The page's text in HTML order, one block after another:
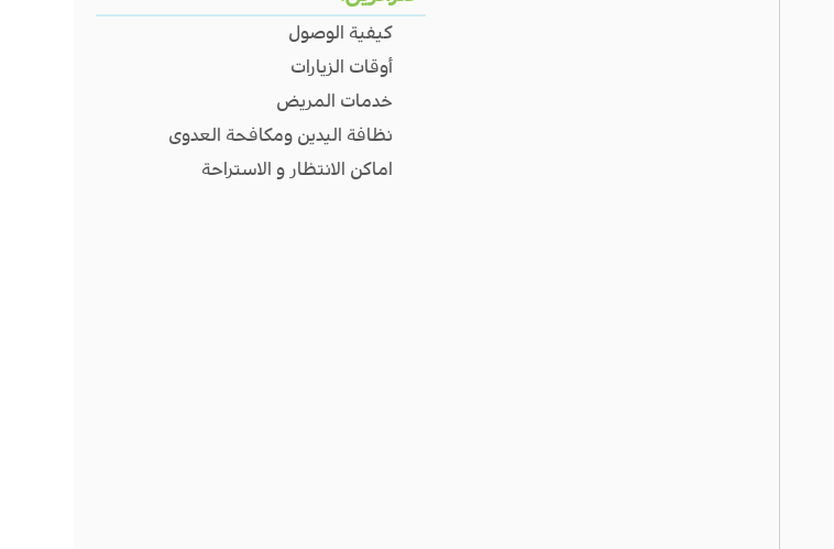
كيفية الوصول
أوقات الزيارات
خدمات المريض
نظافة اليدين ومكافحة العدوى
اماكن الانتظار و الاستراحة